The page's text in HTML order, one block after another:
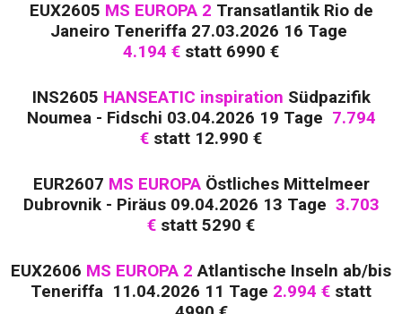
EUX2605 MS EUROPA 2 Transatlantik Rio de
Janeiro Teneriffa 27.03.2026 16 Tage
4.194 € statt 6990 €
INS2605 HANSEATIC inspiration Südpazifik
Noumea - Fidschi 03.04.2026 19 Tage 7.794
€ statt 12.990 €
EUR2607 MS EUROPAÖstliches Mittelmeer
Dubrovnik - Piräus 09.04.2026 13 Tage 3.703
€ statt 5290 €
EUX2606 MS EUROPA 2Atlantische Inseln ab/bis
Teneriffa 11.04.2026 11 Tage 2.994 € statt